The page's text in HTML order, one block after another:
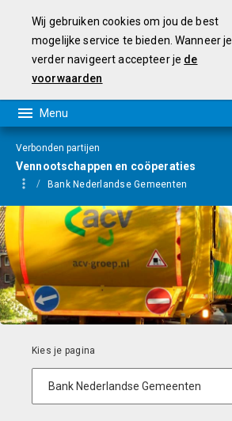
Wij gebruiken cookies om jou de best
mogelijke service te bieden. Wanneer je
verder navigeert accepteer je de
voorwaarden
Verbonden partijen
Vennootschappen en coöperaties
Bank Nederlandse Gemeenten